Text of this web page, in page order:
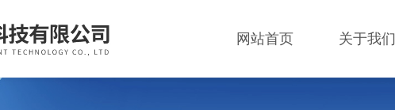
网站首页 关于我们